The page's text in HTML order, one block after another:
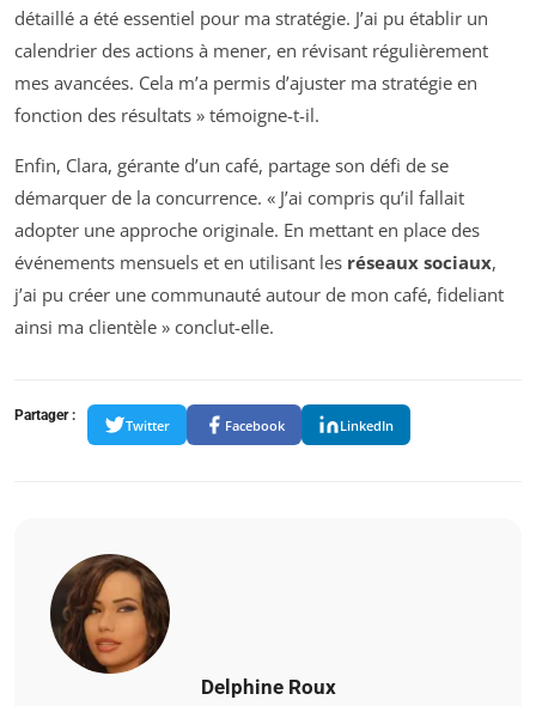
détaillé a été essentiel pour ma stratégie. J’ai pu établir un
calendrier des actions à mener, en révisant régulièrement
mes avancées. Cela m’a permis d’ajuster ma stratégie en
fonction des résultats » témoigne-t-il.
Enfin, Clara, gérante d’un café, partage son défi de se
démarquer de la concurrence. « J’ai compris qu’il fallait
adopter une approche originale. En mettant en place des
événements mensuels et en utilisant les réseaux sociaux,
j’ai pu créer une communauté autour de mon café, fideliant
ainsi ma clientèle » conclut-elle.
Partager :
Twitter Facebook LinkedIn
Delphine Roux